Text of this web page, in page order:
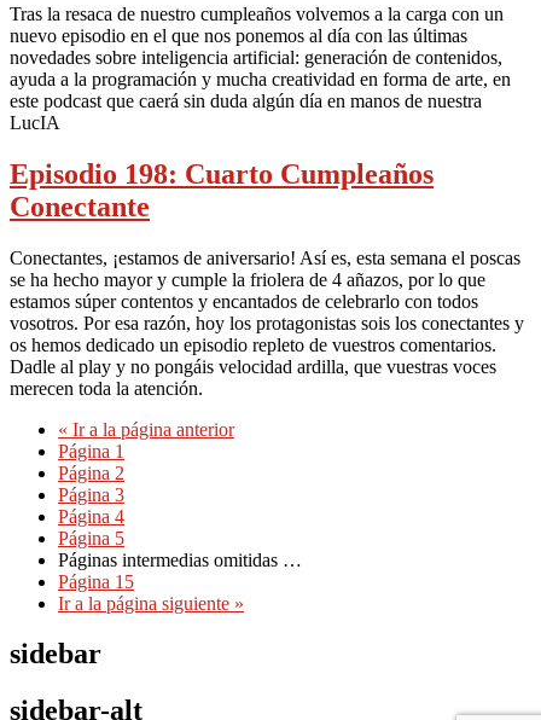
Tras la resaca de nuestro cumpleaños volvemos a la carga con un
nuevo episodio en el que nos ponemos al día con las últimas
novedades sobre inteligencia artificial: generación de contenidos,
ayuda a la programación y mucha creatividad en forma de arte, en
este podcast que caerá sin duda algún día en manos de nuestra
LucIA
Episodio 198: Cuarto Cumpleaños
Conectante
Conectantes, ¡estamos de aniversario! Así es, esta semana el poscas
se ha hecho mayor y cumple la friolera de 4 añazos, por lo que
estamos súper contentos y encantados de celebrarlo con todos
vosotros. Por esa razón, hoy los protagonistas sois los conectantes y
os hemos dedicado un episodio repleto de vuestros comentarios.
Dadle al play y no pongáis velocidad ardilla, que vuestras voces
merecen toda la atención.
« Ir a la página anterior
Página 1
Página 2
Página 3
Página 4
Página 5
Páginas intermedias omitidas …
Página 15
Ir a la página siguiente »
sidebar
sidebar-alt